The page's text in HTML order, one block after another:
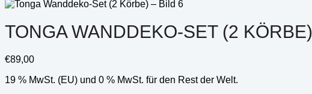
TONGA WANDDEKO-SET (2 KÖRBE)
€89,00
19 % MwSt. (EU) und 0 % MwSt. für den Rest der Welt.